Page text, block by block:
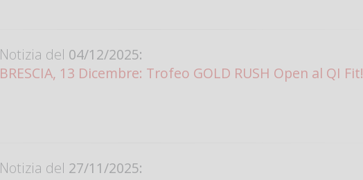
Notizia del 04/12/2025:
BRESCIA, 13 Dicembre: Trofeo GOLD RUSH Open al QI Fit!
Notizia del 27/11/2025: